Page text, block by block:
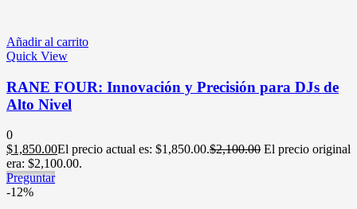
Añadir al carrito
Quick View
RANE FOUR: Innovación y Precisión para DJs de
Alto Nivel
0
$1,850.00El precio actual es: $1,850.00.$2,100.00 El precio original
era: $2,100.00.
Preguntar
-12%